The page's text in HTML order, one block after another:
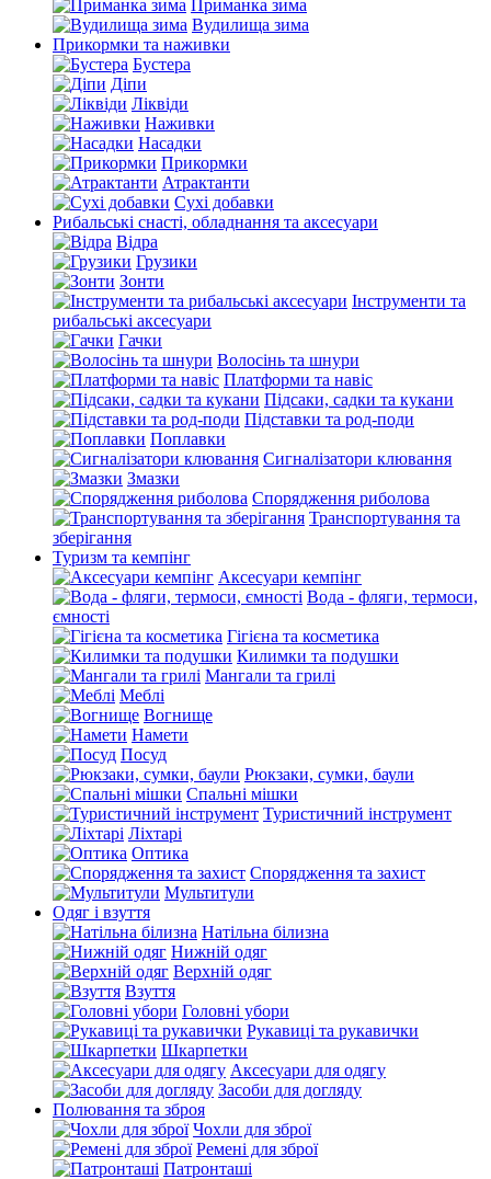
Приманка зима
Вудилища зима
Прикормки та наживки
Бустера
Діпи
Ліквіди
Наживки
Насадки
Прикормки
Атрактанти
Сухі добавки
Рибальські снасті, обладнання та аксесуари
Відра
Грузики
Зонти
Інструменти та
рибальські аксесуари
Гачки
Волосінь та шнури
Платформи та навіс
Підсаки, садки та кукани
Підставки та род-поди
Поплавки
Сигналізатори клювання
Змазки
Спорядження риболова
Транспортування та
зберігання
Туризм та кемпінг
Аксесуари кемпінг
Вода - фляги, термоси,
ємності
Гігієна та косметика
Килимки та подушки
Мангали та грилі
Меблі
Вогнище
Намети
Посуд
Рюкзаки, сумки, баули
Спальні мішки
Туристичний інструмент
Ліхтарі
Оптика
Спорядження та захист
Мультитули
Одяг і взуття
Натільна білизна
Нижній одяг
Верхній одяг
Взуття
Головні убори
Рукавиці та рукавички
Шкарпетки
Аксесуари для одягу
Засоби для догляду
Полювання та зброя
Чохли для зброї
Ремені для зброї
Патронташі